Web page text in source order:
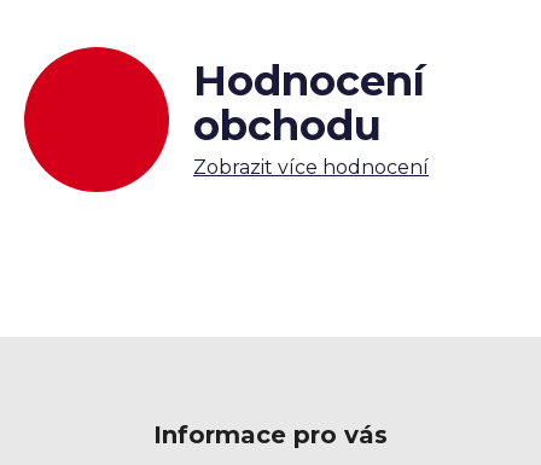
Hodnocení
obchodu
Zobrazit více hodnocení
Informace pro vás